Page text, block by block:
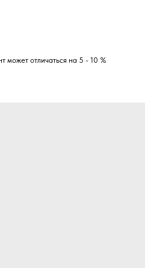
может отличаться на 5 - 10 %